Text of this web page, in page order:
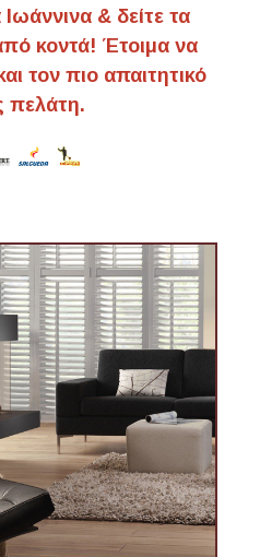
& δείτε τα
κοντά! Έτοιμα να
τον πιο απαιτητικό
πελάτη.